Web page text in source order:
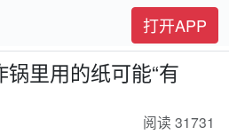
打开APP
里用的纸可能“有
阅读 31731